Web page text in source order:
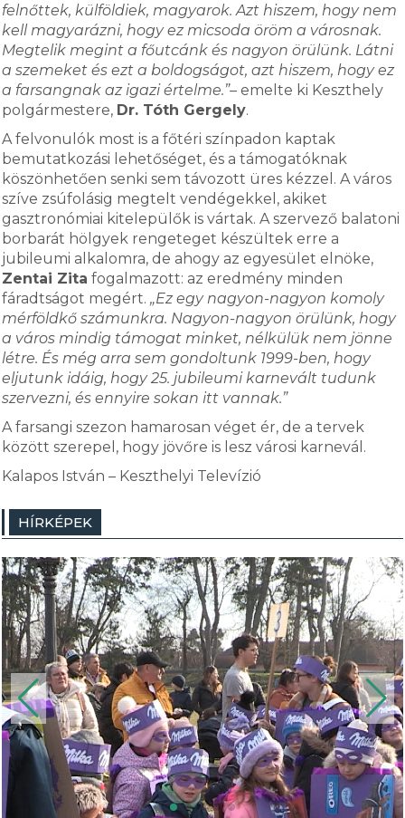
felnőttek, külföldiek, magyarok. Azt hiszem, hogy nem
kell magyarázni, hogy ez micsoda öröm a városnak.
Megtelik megint a főutcánk és nagyon örülünk. Látni
a szemeket és ezt a boldogságot, azt hiszem, hogy ez
a farsangnak az igazi értelme.”– emelte ki Keszthely
polgármestere, Dr. Tóth Gergely.
A felvonulók most is a főtéri színpadon kaptak
bemutatkozási lehetőséget, és a támogatóknak
köszönhetően senki sem távozott üres kézzel. A város
szíve zsúfolásig megtelt vendégekkel, akiket
gasztronómiai kitelepülők is vártak. A szervező balatoni
borbarát hölgyek rengeteget készültek erre a
jubileumi alkalomra, de ahogy az egyesület elnöke,
Zentai Zita fogalmazott: az eredmény minden
fáradtságot megért.„Ez egy nagyon-nagyon komoly
mérföldkő számunkra. Nagyon-nagyon örülünk, hogy
a város mindig támogat minket, nélkülük nem jönne
létre. És még arra sem gondoltunk 1999-ben, hogy
eljutunk idáig, hogy 25. jubileumi karnevált tudunk
szervezni, és ennyire sokan itt vannak.”
A farsangi szezon hamarosan véget ér, de a tervek
között szerepel, hogy jövőre is lesz városi karnevál.
Kalapos István – Keszthelyi Televízió
HÍRKÉPEK